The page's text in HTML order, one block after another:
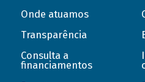
Onde atuamos
Transparência
Consulta a
financiamentos